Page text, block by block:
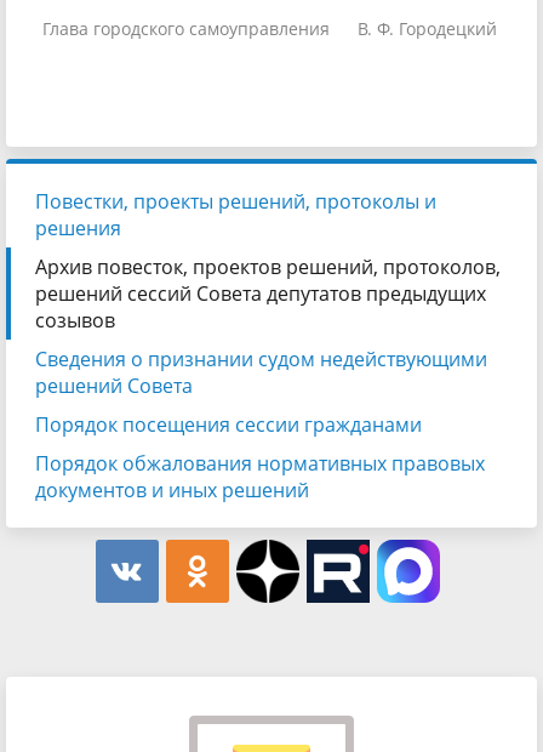
Глава городского самоуправления В. Ф. Городецкий
Повестки, проекты решений, протоколы и
решения
Архив повесток, проектов решений, протоколов,
решений сессий Совета депутатов предыдущих
созывов
Сведения о признании судом недействующими
решений Совета
Порядок посещения сессии гражданами
Порядок обжалования нормативных правовых
документов и иных решений